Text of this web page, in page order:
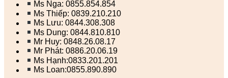
Ms Nga: 0855.854.854
Ms Thiếp: 0839.210.210
Ms Lưu: 0844.308.308
Ms Dung: 0844.810.810
Mr Huy: 0848.26.08.17
Mr Phát: 0886.20.06.19
Ms Hạnh:0833.201.201
Ms Loan:0855.890.890